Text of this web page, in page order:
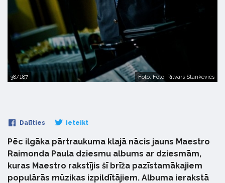
38/187 Foto: Foto: Ritvars Stankevičs
Dalīties Ieteikt
Pēc ilgāka pārtraukuma klajā nācis jauns Maestro
Raimonda Paula dziesmu albums ar dziesmām,
kuras Maestro rakstījis šī brīža pazīstamākajiem
populārās mūzikas izpildītājiem. Albuma ierakstā